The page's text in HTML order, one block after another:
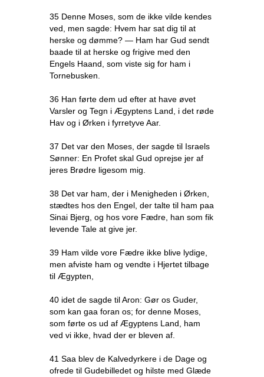
35 Denne Moses, som de ikke vilde kendes
ved, men sagde: Hvem har sat dig til at
herske og dømme? — Ham har Gud sendt
baade til at herske og frigive med den
Engels Haand, som viste sig for ham i
Tornebusken.
36 Han førte dem ud efter at have øvet
Varsler og Tegn i Ægyptens Land, i det røde
Hav og i Ørken i fyrretyve Aar.
37 Det var den Moses, der sagde til Israels
Sønner: En Profet skal Gud oprejse jer af
jeres Brødre ligesom mig.
38 Det var ham, der i Menigheden i Ørken,
stædtes hos den Engel, der talte til ham paa
Sinai Bjerg, og hos vore Fædre, han som fik
levende Tale at give jer.
39 Ham vilde vore Fædre ikke blive lydige,
men afviste ham og vendte i Hjertet tilbage
til Ægypten,
40 idet de sagde til Aron: Gør os Guder,
som kan gaa foran os; for denne Moses,
som førte os ud af Ægyptens Land, ham
ved vi ikke, hvad der er bleven af.
41 Saa blev de Kalvedyrkere i de Dage og
ofrede til Gudebilledet og hilste med Glæde